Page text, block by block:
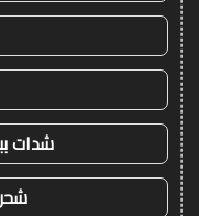
شدات